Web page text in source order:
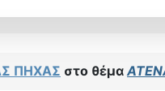
ΠΗΧΑΣ στο θέμα